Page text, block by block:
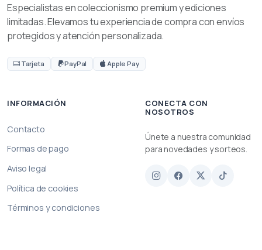
Especialistas en coleccionismo premium y ediciones
limitadas. Elevamos tu experiencia de compra con envíos
protegidos y atención personalizada.
Tarjeta PayPal Apple Pay
INFORMACIÓN
Contacto
Formas de pago
Aviso legal
Política de cookies
Términos y condiciones
CONECTA CON
NOSOTROS
Únete a nuestra comunidad
para novedades y sorteos.